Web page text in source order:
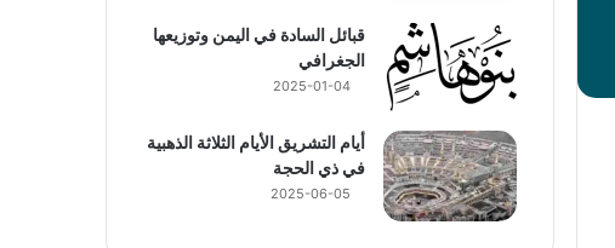
قبائل السادة في اليمن وتوزيعها
الجغرافي
2025-01-04
أيام التشريق الأيام الثلاثة الذهبية
في ذي الحجة
2025-06-05